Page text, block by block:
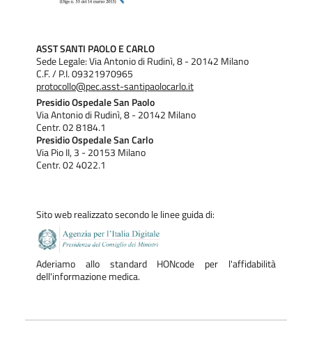
ASST SANTI PAOLO E CARLO
Sede Legale: Via Antonio di Rudinì, 8 - 20142 Milano
C.F. / P.I. 09321970965
protocollo@pec.asst-santipaolocarlo.it
Presidio Ospedale San Paolo
Via Antonio di Rudinì, 8 - 20142 Milano
Centr. 02 8184.1
Presidio Ospedale San Carlo
Via Pio II, 3 - 20153 Milano
Centr. 02 4022.1
Sito web realizzato secondo le linee guida di:
Aderiamo allo standard HONcode per l'affidabilità
dell'informazione medica.